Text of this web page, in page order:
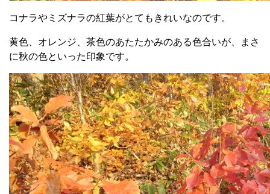
コナラやミズナラの紅葉がとてもきれいなのです。
黄色、オレンジ、茶色のあたたかみのある色合いが、まさ
に秋の色といった印象です。